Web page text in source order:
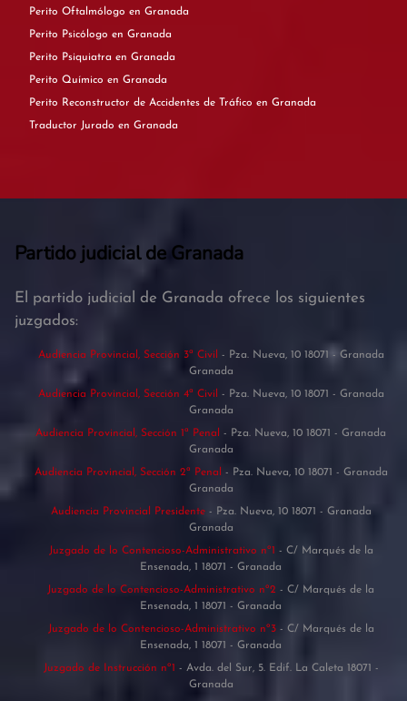
Perito Oftalmólogo en Granada
Perito Psicólogo en Granada
Perito Psiquiatra en Granada
Perito Químico en Granada
Perito Reconstructor de Accidentes de Tráfico en Granada
Traductor Jurado en Granada
Partido judicial de Granada
El partido judicial de Granada ofrece los siguientes
juzgados:
Audiencia Provincial, Sección 3ª Civil - Pza. Nueva, 10 18071 - Granada
Granada
Audiencia Provincial, Sección 4ª Civil - Pza. Nueva, 10 18071 - Granada
Granada
Audiencia Provincial, Sección 1ª Penal - Pza. Nueva, 10 18071 - Granada
Granada
Audiencia Provincial, Sección 2ª Penal - Pza. Nueva, 10 18071 - Granada
Granada
Audiencia Provincial Presidente - Pza. Nueva, 10 18071 - Granada
Granada
Juzgado de lo Contencioso-Administrativo nº1 - C/ Marqués de la
Ensenada, 1 18071 - Granada
Juzgado de lo Contencioso-Administrativo nº2 - C/ Marqués de la
Ensenada, 1 18071 - Granada
Juzgado de lo Contencioso-Administrativo nº3 - C/ Marqués de la
Ensenada, 1 18071 - Granada
Juzgado de Instrucción nº1 - Avda. del Sur, 5. Edif. La Caleta 18071 -
Granada